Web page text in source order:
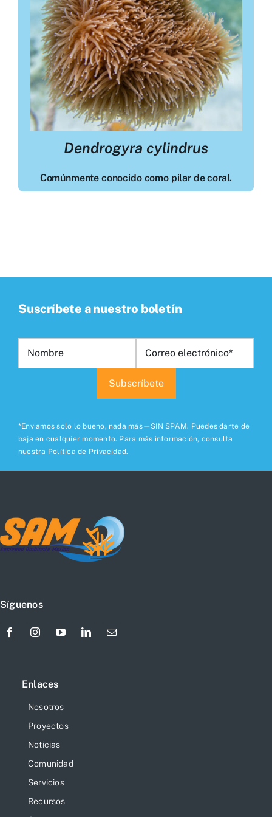
Dendrogyra cylindrus
Comúnmente conocido como pilar de coral.
Suscríbete a nuestro boletín
*Enviamos solo lo bueno, nada más—SIN SPAM. Puedes darte de
baja en cualquier momento. Para más información, consulta
nuestra Política de Privacidad.
Síguenos
Enlaces
Nosotros
Proyectos
Noticias
Comunidad
Servicios
Recursos